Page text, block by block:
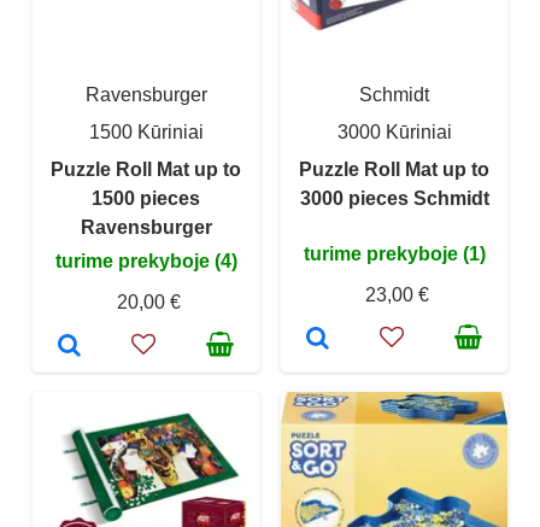
Ravensburger
1500 Kūriniai
Puzzle Roll Mat up to
1500 pieces
Ravensburger
turime prekyboje (4)
20,00 €
Schmidt
3000 Kūriniai
Puzzle Roll Mat up to
3000 pieces Schmidt
turime prekyboje (1)
23,00 €